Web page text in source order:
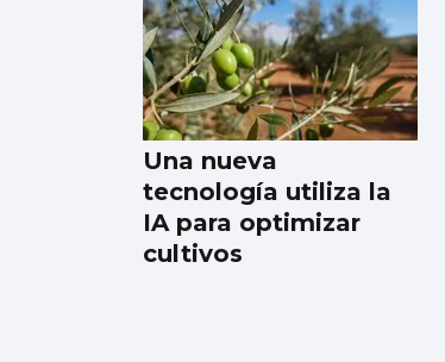
Una nueva
tecnología utiliza la
IA para optimizar
cultivos